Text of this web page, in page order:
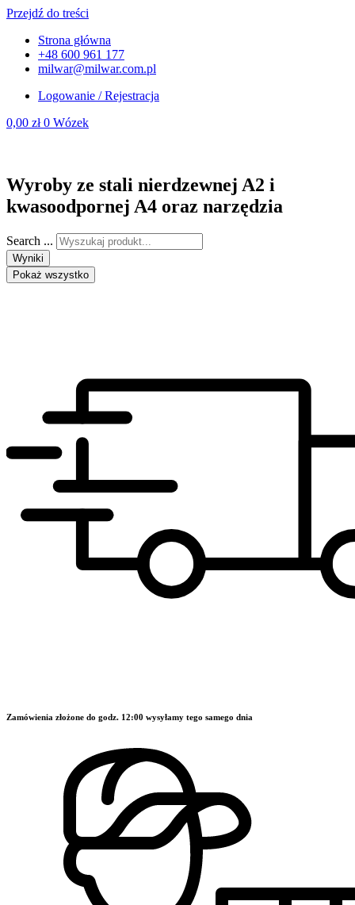
Przejdź do treści
Strona główna
+48 600 961 177
milwar@milwar.com.pl
Logowanie / Rejestracja
0,00 zł 0 Wózek
Wyroby ze stali nierdzewnej A2 i
kwasoodpornej A4 oraz narzędzia
Search ...
Wyniki
Pokaż wszystko
Zamówienia złożone do godz. 12:00 wysyłamy tego samego dnia